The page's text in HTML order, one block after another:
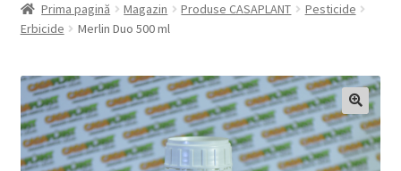
copil
Produse BIO
Igienă publică
Prima pagină Magazin Produse CASAPLANT
Pesticide
Erbicide
Merlin Duo 500 ml